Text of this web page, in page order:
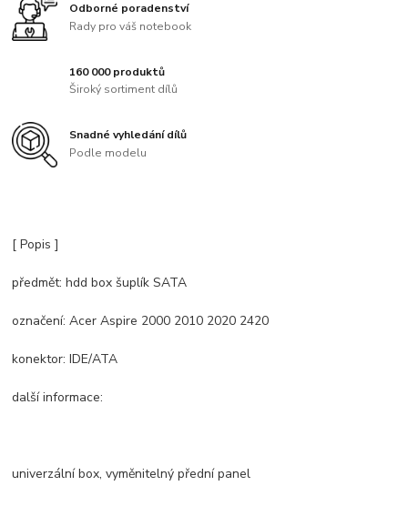
Odborné poradenství
Rady pro váš notebook
160 000 produktů
Široký sortiment dílů
Snadné vyhledání dílů
Podle modelu
[ Popis ]
předmět: hdd box šuplík SATA
označení: Acer Aspire 2000 2010 2020 2420
konektor: IDE/ATA
další informace:
univerzální box, vyměnitelný přední panel